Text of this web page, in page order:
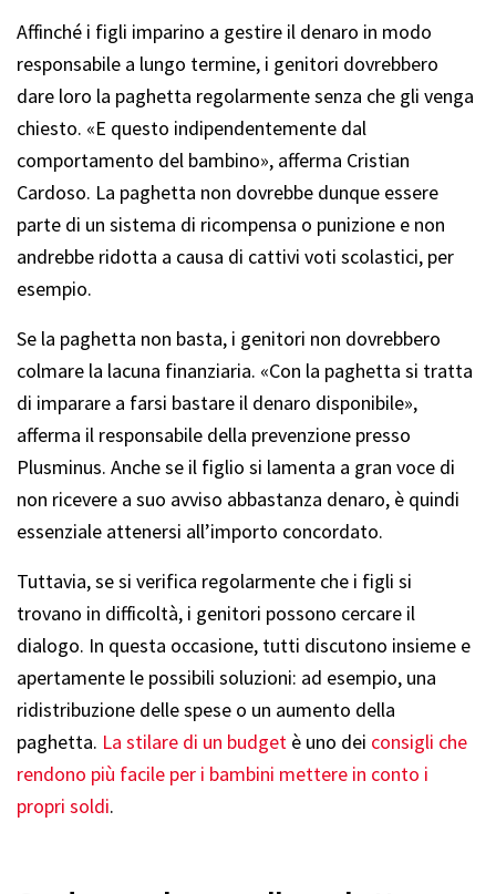
Affinché i figli imparino a gestire il denaro in modo
responsabile a lungo termine, i genitori dovrebbero
dare loro la paghetta regolarmente senza che gli venga
chiesto. «E questo indipendentemente dal
comportamento del bambino», afferma Cristian
Cardoso. La paghetta non dovrebbe dunque essere
parte di un sistema di ricompensa o punizione e non
andrebbe ridotta a causa di cattivi voti scolastici, per
esempio.
Se la paghetta non basta, i genitori non dovrebbero
colmare la lacuna finanziaria. «Con la paghetta si tratta
di imparare a farsi bastare il denaro disponibile»,
afferma il responsabile della prevenzione presso
Plusminus. Anche se il figlio si lamenta a gran voce di
non ricevere a suo avviso abbastanza denaro, è quindi
essenziale attenersi all’importo concordato.
Tuttavia, se si verifica regolarmente che i figli si
trovano in difficoltà, i genitori possono cercare il
dialogo. In questa occasione, tutti discutono insieme e
apertamente le possibili soluzioni: ad esempio, una
ridistribuzione delle spese o un aumento della
paghetta. La stilare di un budget è uno dei consigli che
rendono più facile per i bambini mettere in conto i
propri soldi.